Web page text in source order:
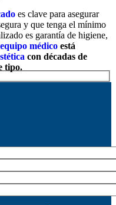
es clave para asegurar
y que tenga el mínimo
es garantía de higiene,
equipo médico está
con décadas de
tipo.